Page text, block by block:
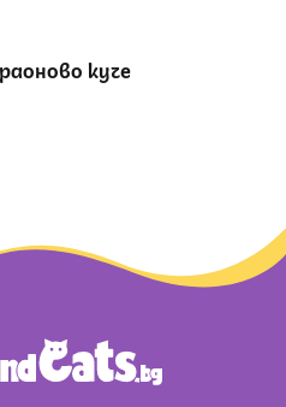
куче